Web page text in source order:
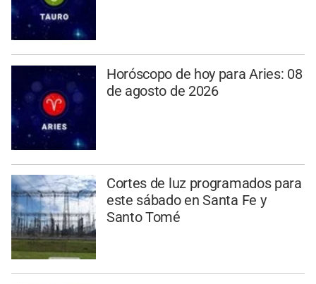
Horóscopo de hoy para Aries: 08
de agosto de 2026
Cortes de luz programados para
este sábado en Santa Fe y
Santo Tomé